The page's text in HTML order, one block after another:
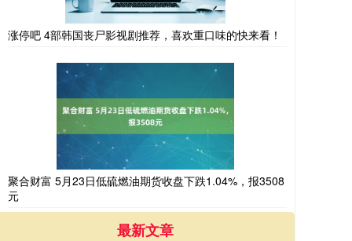
涨停吧 4部韩国丧尸影视剧推荐，喜欢重口味的快来看！
聚合财富 5月23日低硫燃油期货收盘下跌1.04%，报3508
元
最新文章